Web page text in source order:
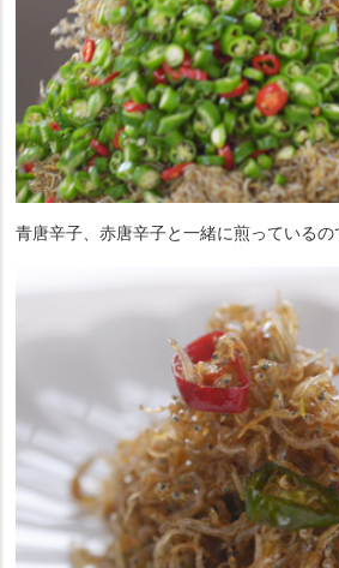
青唐辛子、赤唐辛子と一緒に煎っているの